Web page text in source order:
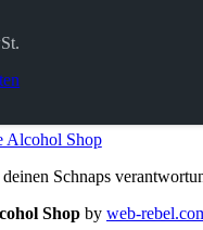
Schnaps
Shop by web-